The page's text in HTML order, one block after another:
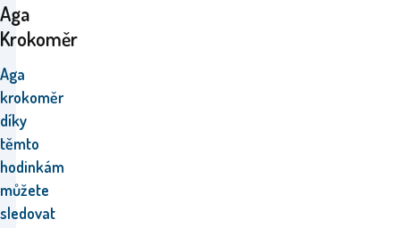
Aga
Krokoměr
Aga
krokoměr
díky
těmto
hodinkám
můžete
sledovat